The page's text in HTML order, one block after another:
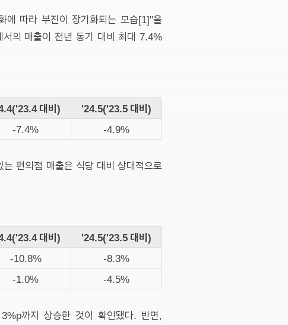
에 따라 부진이 장기화되는 모습[1]"을
의 매출이 전년 동기 대비 최대 7.4%
대비)
'24.5('23.5 대비)
-7.4% -4.9%
편의점 매출은 식당 대비 상대적으로
대비)
'24.5('23.5 대비)
-10.8% -8.3%
-1.0% -4.5%
까지 상승한 것이 확인됐다. 반면,